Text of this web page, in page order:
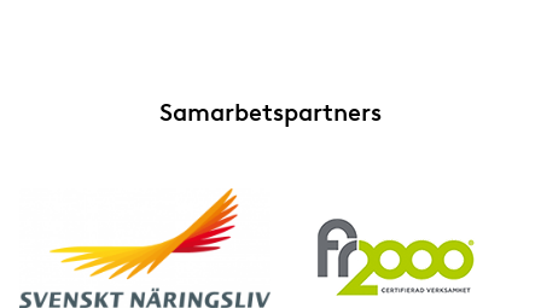
Samarbetspartners